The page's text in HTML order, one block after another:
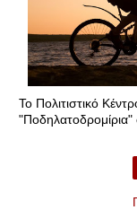
Το Πολιτιστικό